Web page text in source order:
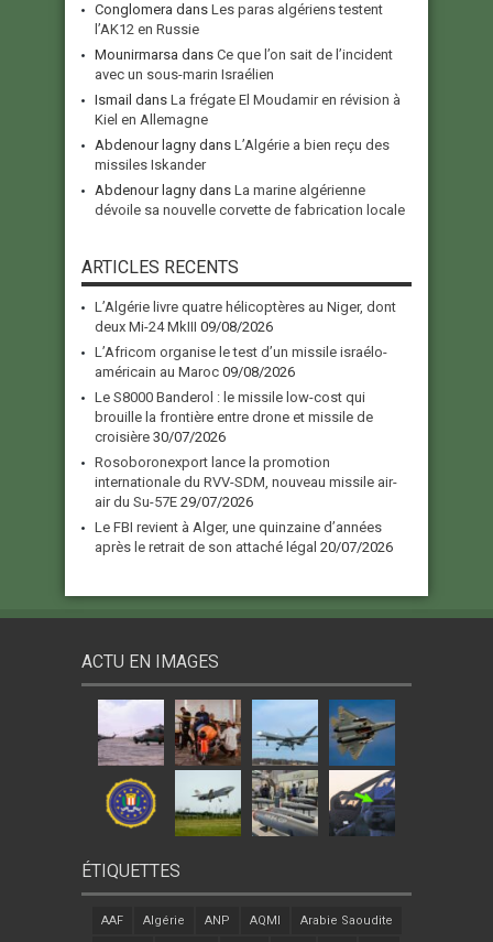
Conglomera dans Les paras algériens testent
l’AK12 en Russie
Mounirmarsa dans Ce que l’on sait de l’incident
avec un sous-marin Israélien
Ismail dans La frégate El Moudamir en révision à
Kiel en Allemagne
Abdenour lagny dans L’Algérie a bien reçu des
missiles Iskander
Abdenour lagny dans La marine algérienne
dévoile sa nouvelle corvette de fabrication locale
ARTICLES RECENTS
L’Algérie livre quatre hélicoptères au Niger, dont
deux Mi-24 MkIII 09/08/2026
L’Africom organise le test d’un missile israélo-
américain au Maroc 09/08/2026
Le S8000 Banderol : le missile low-cost qui
brouille la frontière entre drone et missile de
croisière 30/07/2026
Rosoboronexport lance la promotion
internationale du RVV-SDM, nouveau missile air-
air du Su-57E 29/07/2026
Le FBI revient à Alger, une quinzaine d’années
après le retrait de son attaché légal 20/07/2026
ACTU EN IMAGES
ÉTIQUETTES
AAF Algérie ANP AQMI Arabie Saoudite